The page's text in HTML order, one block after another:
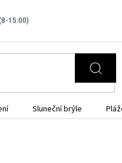
Sluneční brýle